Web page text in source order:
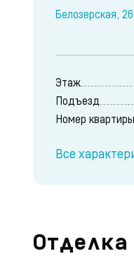
Белозерская, 26
Этаж
Подъезд
Номер квартиры
Все
Отделка